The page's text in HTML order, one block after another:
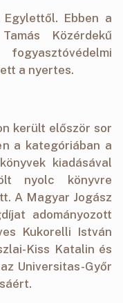
Ebben a
Közérdekű
a nyertes.
került először sor
a kategóriában a
kiadásával
nyolc könyvre
A Magyar Jogász
adományozott
Kukorelli István
Kiss Katalin és
Universitas-Győr